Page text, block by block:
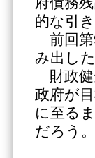
的な引
前回第
み出し
財政健
政府が
に至る
だろう。